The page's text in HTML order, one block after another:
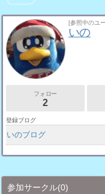
[参照中のユ
いの
フォロー
2
登録ブログ
いのブログ
参加サークル(0)